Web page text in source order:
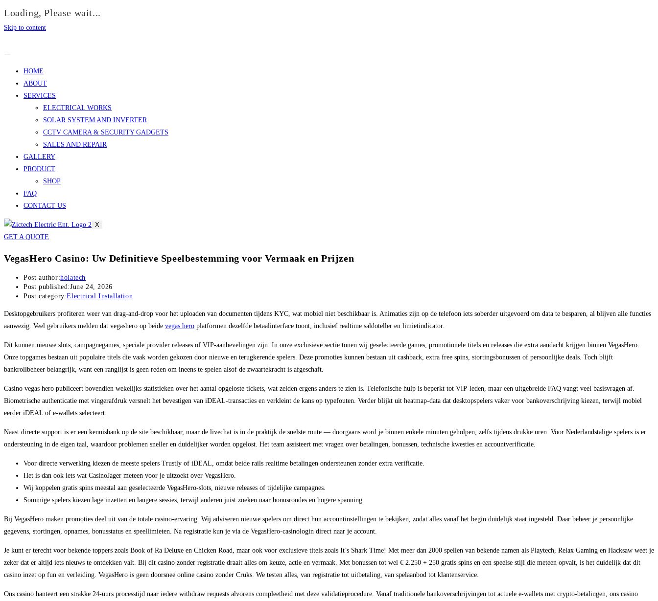
Loading, Please wait...
Skip to content
HOME
ABOUT
SERVICES
ELECTRICAL WORKS
SOLAR SYSTEM AND INVERTER
CCTV CAMERA & SECURITY GADGETS
SALES AND REPAIR
GALLERY
PRODUCT
SHOP
FAQ
CONTACT US
X
GET A QUOTE
VegasHero Casino: Uw Definitieve Speelbestemming voor Vermaak en Prijzen
Post author:holatech
Post published:June 24, 2026
Post category:Electrical Installation
Desktopgebruikers profiteren weer van drag-and-drop voor het uploaden van documenten tijdens KYC, wat mobiel niet beschikbaar is. Animaties zijn op de telefoon iets soberder uitgevoerd om data te besparen, al blijven alle functies
aanwezig. Veel gebruikers melden dat vegashero op beide vegas hero platformen dezelfde betaalinterface toont, inclusief realtime saldoteller en limietindicator.
Dit kunnen nieuwe slots, campagnegames, speciale provider releases of VIP-aanbevelingen zijn. In onze exclusieve sectie tonen wij geselecteerde games, promotionele titels en releases die extra aandacht krijgen binnen VegasHero.
Onze topgames bestaan uit populaire titels die vaak worden gekozen door nieuwe en terugkerende spelers. Deze promoties kunnen bestaan uit cashback, extra free spins, stortingsbonussen of persoonlijke deals. Toch blijft
bankrollbeheer belangrijk, want een ranglijst is geen reden om ineens te spelen alsof de zwaartekracht is afgeschaft.
Casino vegas hero publiceert bovendien wekelijks statistieken over het aantal opgeloste tickets, wat zelden ergens anders te zien is. Telefonische hulp is beperkt tot VIP-leden, maar een uitgebreide FAQ vangt veel basisvragen af.
Biometrische authenticatie met vingerafdruk versnelt het bevestigen van iDEAL-transacties en verkleint de kans op typefouten. Verder blijkt uit heatmap-data dat desktopspelers vaker voor bankoverschrijving kiezen, terwijl mobiel
eerder iDEAL of e-wallets selecteert.
Naast directe support is er een kennisbank op de site beschikbaar, maar de livechat is in de praktijk de snelste route — doorgaans word je binnen enkele minuten geholpen, zelfs tijdens drukke uren. Voor Nederlandstalige spelers is er
ondersteuning in de eigen taal, waardoor problemen sneller en duidelijker worden opgelost. Het team assisteert met vragen over betalingen, bonussen, technische kwesties en accountverificatie.
Voor directe verwerking kiezen de meeste spelers Trustly of iDEAL, omdat beide rails realtime betalingen ondersteunen zonder extra verificatie.
Het is dan ook iets wat CasinoJager meteen voor je uitzoekt over VegasHero.
Wij koppelen gratis spins meestal aan geselecteerde VegasHero-slots, nieuwe releases of tijdelijke campagnes.
Sommige spelers kiezen lage inzetten en langere sessies, terwijl anderen juist zoeken naar bonusrondes en hogere spanning.
Bij VegasHero maken promoties deel uit van de totale casino-ervaring. Wij adviseren nieuwe spelers om direct hun accountinstellingen te bekijken, zodat alles vanaf het begin duidelijk staat ingesteld. Daar beheer je persoonlijke
gegevens, stortingen, opnames, bonusstatus en speellimieten. Na registratie kun je via de VegasHero-casinologin direct naar je account.
Je kunt er terecht voor bekende toppers zoals Book of Ra Deluxe en Chicken Road, maar ook voor exclusieve titels zoals It’s Shark Time! Met meer dan 2000 spellen van bekende namen als Playtech, Relax Gaming en Hacksaw weet je
zeker dat er altijd iets nieuws te ontdekken valt. Bij dit casino zonder registratie draait alles om keuze, actie en vermaak. Met bonussen tot wel € 2.250 + 250 gratis spins en een speelse stijl die meteen opvalt, is het duidelijk dat dit
casino inzet op fun en verleiding. VegasHero is geen doorsnee online casino zonder Cruks. We testen alles, van registratie tot uitbetaling, van spelaanbod tot klantenservice.
Ons casino hanteert een strakke 24-uurs processtijd naar iedere withdraw requests alvorens compleetheid met deze validatieprocedure. Vanaf traditionele bankoverschrijvingen tot actuele e-wallets met crypto-betalingen, ons casino